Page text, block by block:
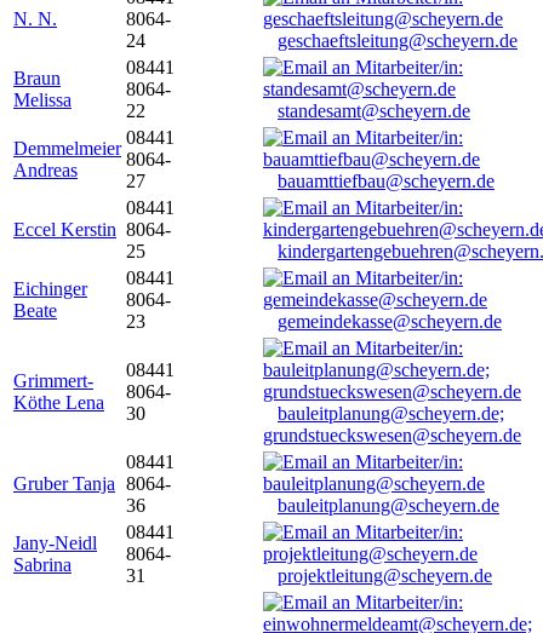
N. N.
8064-
24
geschaeftsleitung@scheyern.de
Braun
Melissa
08441
8064-
22
standesamt@scheyern.de
Demmelmeier
Andreas
08441
8064-
27
bauamttiefbau@scheyern.de
Eccel Kerstin
08441
8064-
25
Eichinger
Beate
08441
8064-
23
gemeindekasse@scheyern.de
Grimmert-
Köthe Lena
08441
8064-
30
bauleitplanung@scheyern.de;
grundstueckswesen@scheyern.de
Gruber Tanja
08441
8064-
36
bauleitplanung@scheyern.de
Jany-Neidl
Sabrina
08441
8064-
31
projektleitung@scheyern.de